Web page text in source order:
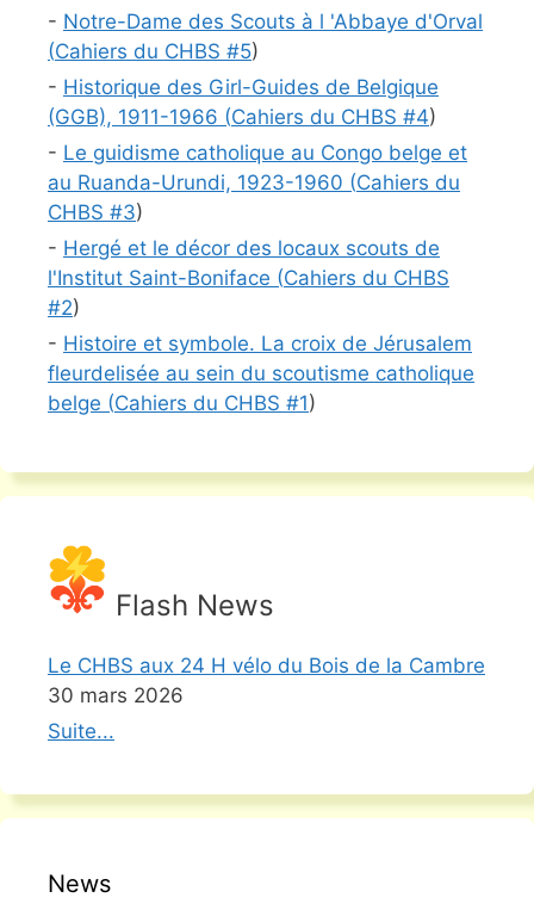
- Notre-Dame des Scouts à l 'Abbaye d'Orval
(Cahiers du CHBS #5)
- Historique des Girl-Guides de Belgique
(GGB), 1911-1966 (Cahiers du CHBS #4)
- Le guidisme catholique au Congo belge et
au Ruanda-Urundi, 1923-1960 (Cahiers du
CHBS #3)
- Hergé et le décor des locaux scouts de
l'Institut Saint-Boniface (Cahiers du CHBS
#2)
- Histoire et symbole. La croix de Jérusalem
fleurdelisée au sein du scoutisme catholique
belge (Cahiers du CHBS #1)
Flash News
Le CHBS aux 24 H vélo du Bois de la Cambre
30 mars 2026
Suite...
News